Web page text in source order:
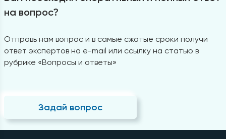
на вопрос?
Отправь нам вопрос и в самые сжатые сроки получи
ответ экспертов на e-mail или ссылку на статью в
рубрике «Вопросы и ответы»
Задай вопрос